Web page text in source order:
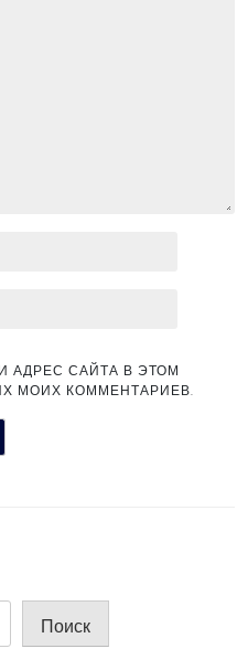
АДРЕС САЙТА В ЭТОМ
МОИХ КОММЕНТАРИЕВ.
Поиск